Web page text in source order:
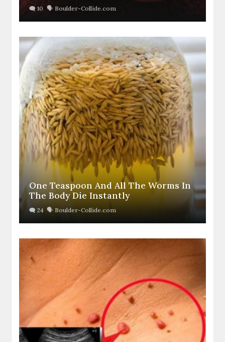
One Teaspoon And All The Worms In
The Body Die Instantly